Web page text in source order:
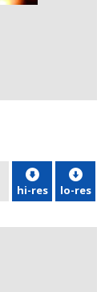
hi-res lo-res